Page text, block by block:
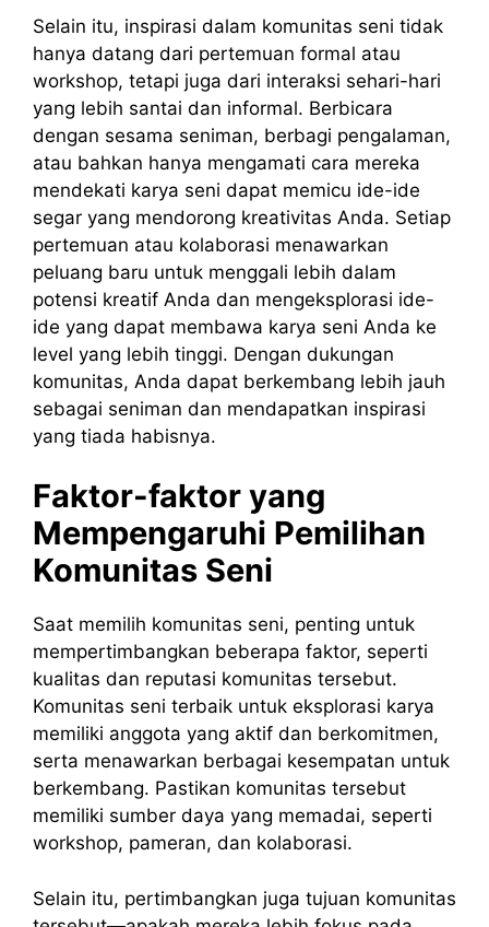
Selain itu, inspirasi dalam komunitas seni tidak
hanya datang dari pertemuan formal atau
workshop, tetapi juga dari interaksi sehari-hari
yang lebih santai dan informal. Berbicara
dengan sesama seniman, berbagi pengalaman,
atau bahkan hanya mengamati cara mereka
mendekati karya seni dapat memicu ide-ide
segar yang mendorong kreativitas Anda. Setiap
pertemuan atau kolaborasi menawarkan
peluang baru untuk menggali lebih dalam
potensi kreatif Anda dan mengeksplorasi ide-
ide yang dapat membawa karya seni Anda ke
level yang lebih tinggi. Dengan dukungan
komunitas, Anda dapat berkembang lebih jauh
sebagai seniman dan mendapatkan inspirasi
yang tiada habisnya.
Faktor-faktor yang
Mempengaruhi Pemilihan
Komunitas Seni
Saat memilih komunitas seni, penting untuk
mempertimbangkan beberapa faktor, seperti
kualitas dan reputasi komunitas tersebut.
Komunitas seni terbaik untuk eksplorasi karya
memiliki anggota yang aktif dan berkomitmen,
serta menawarkan berbagai kesempatan untuk
berkembang. Pastikan komunitas tersebut
memiliki sumber daya yang memadai, seperti
workshop, pameran, dan kolaborasi.
Selain itu, pertimbangkan juga tujuan komunitas